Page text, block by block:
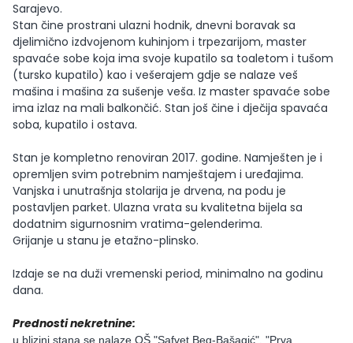
Sarajevo.
Stan čine prostrani ulazni hodnik, dnevni boravak sa
djelimično izdvojenom kuhinjom i trpezarijom, master
spavaće sobe koja ima svoje kupatilo sa toaletom i tušom
(tursko kupatilo) kao i vešerajem gdje se nalaze veš
mašina i mašina za sušenje veša. Iz master spavaće sobe
ima izlaz na mali balkončić. Stan još čine i dječija spavaća
soba, kupatilo i ostava.
Stan je kompletno renoviran 2017. godine. Namješten je i
opremljen svim potrebnim namještajem i uređajima.
Vanjska i unutrašnja stolarija je drvena, na podu je
postavljen parket. Ulazna vrata su kvalitetna bijela sa
dodatnim sigurnosnim vratima-gelenderima.
Grijanje u stanu je etažno-plinsko.
Izdaje se na duži vremenski period, minimalno na godinu
dana.
Prednosti nekretnine:
u blizini stana se nalaze OŠ "Safvet Beg-Bašagić", "Prva